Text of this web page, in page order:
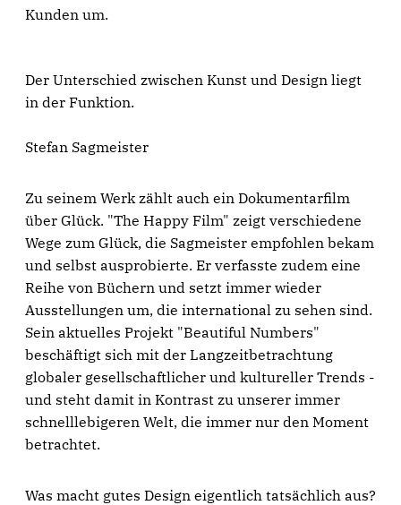
Kunden um.
Der Unterschied zwischen Kunst und Design liegt
in der Funktion.
Stefan Sagmeister
Zu seinem Werk zählt auch ein Dokumentarfilm
über Glück. "The Happy Film" zeigt verschiedene
Wege zum Glück, die Sagmeister empfohlen bekam
und selbst ausprobierte. Er verfasste zudem eine
Reihe von Büchern und setzt immer wieder
Ausstellungen um, die international zu sehen sind.
Sein aktuelles Projekt "Beautiful Numbers"
beschäftigt sich mit der Langzeitbetrachtung
globaler gesellschaftlicher und kultureller Trends -
und steht damit in Kontrast zu unserer immer
schnelllebigeren Welt, die immer nur den Moment
betrachtet.
Was macht gutes Design eigentlich tatsächlich aus?